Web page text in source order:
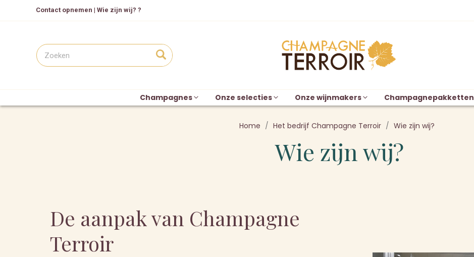
Contact opnemen | Wie zijn wij? ?
Champagnes Onze selecties Onze wijnmakers Champagnepakketten
Home Het bedrijf Champagne Terroir Wie zijn wij?
Wie zijn wij?
De aanpak van Champagne
Terroir